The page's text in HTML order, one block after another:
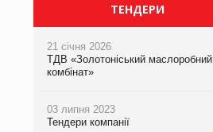
ТЕНДЕРИ
21 січня 2026
ТДВ «Золотоніський маслоробний
комбінат»
03 липня 2023
Тендери компанії